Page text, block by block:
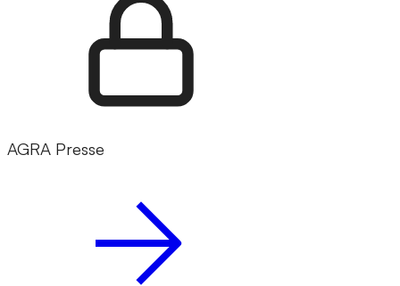
AGRA Presse